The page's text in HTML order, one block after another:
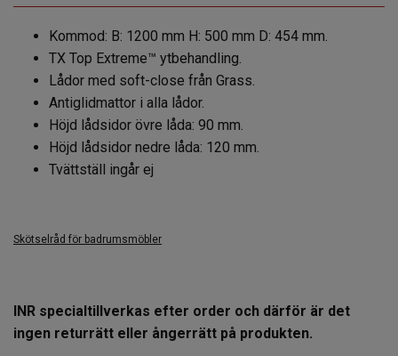
Kommod: B: 1200 mm H: 500 mm D: 454 mm.
TX Top Extreme™ ytbehandling.
Lådor med soft-close från Grass.
Antiglidmattor i alla lådor.
Höjd lådsidor övre låda: 90 mm.
Höjd lådsidor nedre låda: 120 mm.
Tvättställ ingår ej
Skötselråd för badrumsmöbler
INR specialtillverkas efter order och därför är det
ingen returrätt eller ångerrätt på produkten.